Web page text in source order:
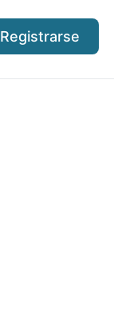
Registrarse